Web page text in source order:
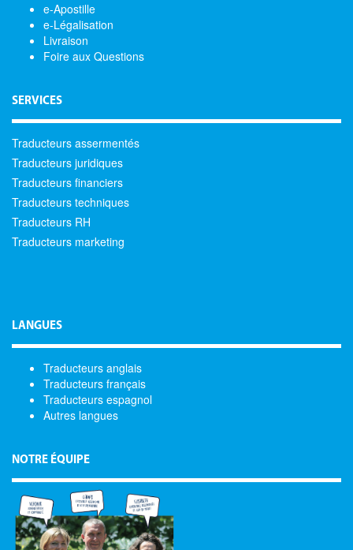
e-Apostille
e-Légalisation
Livraison
Foire aux Questions
SERVICES
Traducteurs assermentés
Traducteurs juridiques
Traducteurs financiers
Traducteurs techniques
Traducteurs RH
Traducteurs marketing
LANGUES
Traducteurs anglais
Traducteurs français
Traducteurs espagnol
Autres langues
NOTRE ÉQUIPE